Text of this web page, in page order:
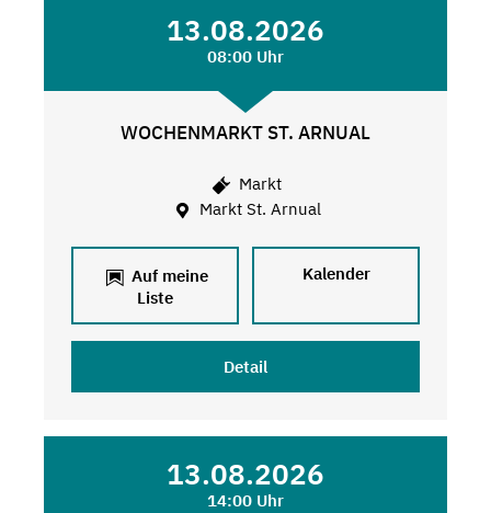
13.08.2026
08:00 Uhr
WOCHENMARKT ST. ARNUAL
Markt
Markt St. Arnual
Auf meine
Liste
Kalender
Detail
13.08.2026
14:00 Uhr